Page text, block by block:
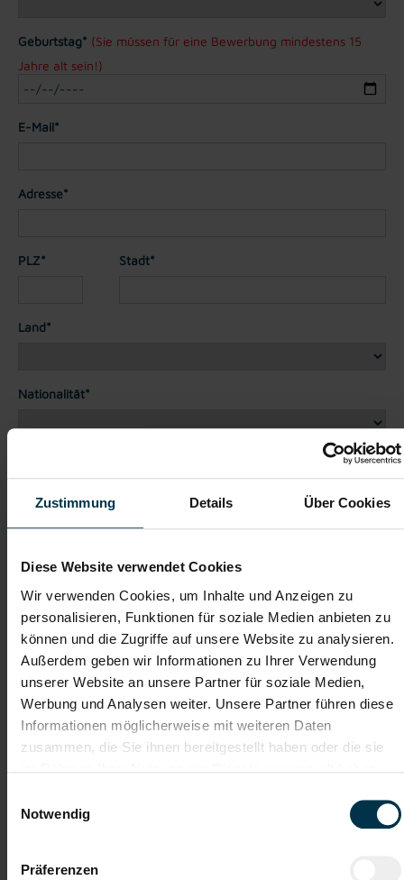
Zustimmung Details Über Cookies
Diese Website verwendet Cookies
Wir verwenden Cookies, um Inhalte und Anzeigen zu
personalisieren, Funktionen für soziale Medien anbieten zu
können und die Zugriffe auf unsere Website zu analysieren.
Außerdem geben wir Informationen zu Ihrer Verwendung
unserer Website an unsere Partner für soziale Medien,
Werbung und Analysen weiter. Unsere Partner führen diese
Informationen möglicherweise mit weiteren Daten
zusammen, die Sie ihnen bereitgestellt haben oder die sie
Notwendig
Präferenzen
Geburtstag* (Sie müssen für eine Bewerbung mindestens 15
Jahre alt sein!)
E-Mail*
Adresse*
PLZ* Stadt*
Land*
Nationalität*
Dateianhänge (max. 30MB gesamt - Bilder, Word oder PDF)
Bewerbungsschreiben
Empfehlungschreiben / Zeugnisse
Datei 5